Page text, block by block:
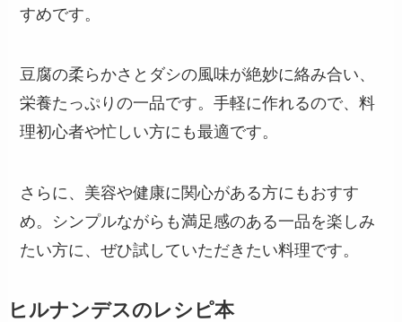
すめです。
豆腐の柔らかさとダシの風味が絶妙に絡み合い、
栄養たっぷりの一品です。手軽に作れるので、料
理初心者や忙しい方にも最適です。
さらに、美容や健康に関心がある方にもおすす
め。シンプルながらも満足感のある一品を楽しみ
たい方に、ぜひ試していただきたい料理です。
ヒルナンデスのレシピ本